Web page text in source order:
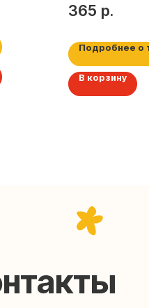
365 р.
Подробнее о
В корзину
help@upakovali.online